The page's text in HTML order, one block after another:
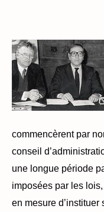
commencèrent par
conseil
une longue période
imposées par les
en mesure